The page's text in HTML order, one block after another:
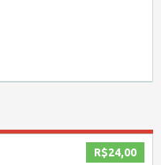
R$24,00